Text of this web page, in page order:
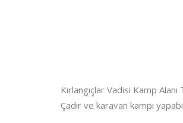
Kırlangıçlar Vadisi Kamp
Çadır ve karavan kampı